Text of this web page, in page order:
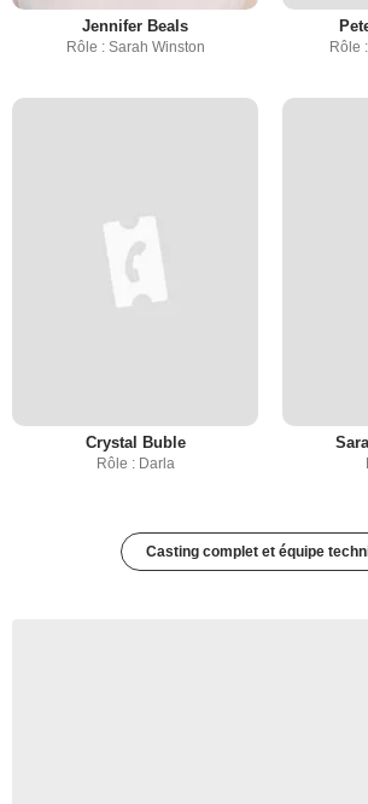
Jennifer Beals
Rôle : Sarah Winston Rôle
Crystal Buble
Rôle : Darla
Casting complet et équipe